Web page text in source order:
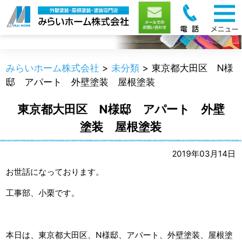
職人のうんちく
みらいホーム株式会社 > 未分類 > 東京都大田区 N様
邸 アパート 外壁塗装 屋根塗装
東京都大田区 N様邸 アパート 外壁
塗装 屋根塗装
2019年03月14日
お世話になっております。
工事部、小栗です。
本日は、東京都大田区、N様邸、アパート、外壁塗装、屋根塗